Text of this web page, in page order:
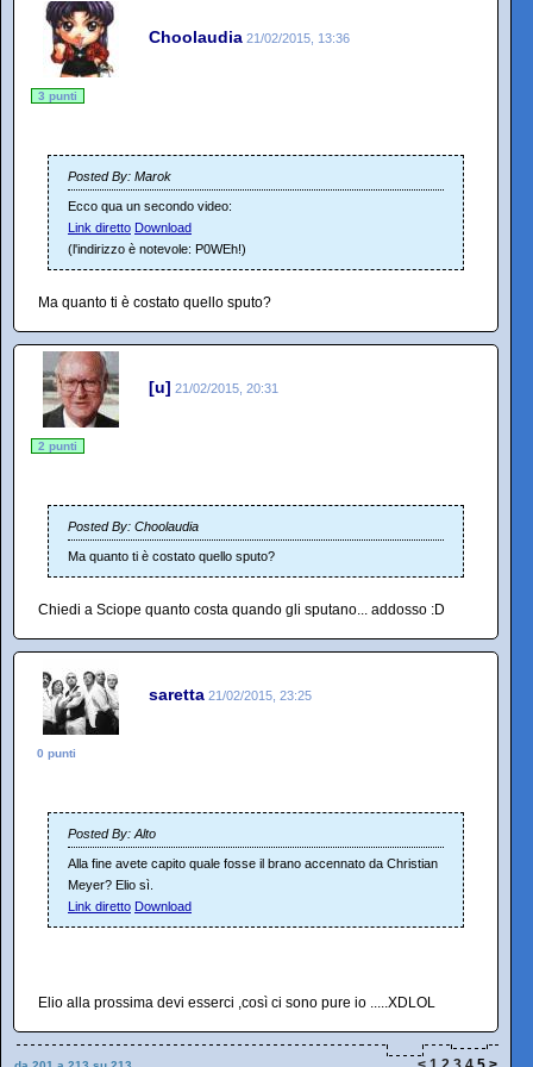
Choolaudia 21/02/2015, 13:36
3 punti
Posted By: Marok
Ecco qua un secondo video:
Link diretto Download
(l'indirizzo è notevole: P0WEh!)
Ma quanto ti è costato quello sputo?
[u] 21/02/2015, 20:31
2 punti
Posted By: Choolaudia
Ma quanto ti è costato quello sputo?
Chiedi a Sciope quanto costa quando gli sputano... addosso :D
saretta 21/02/2015, 23:25
0 punti
Posted By: Alto
Alla fine avete capito quale fosse il brano accennato da Christian
Meyer? Elio sì.
Link diretto Download
Elio alla prossima devi esserci ,così ci sono pure io .....XDLOL